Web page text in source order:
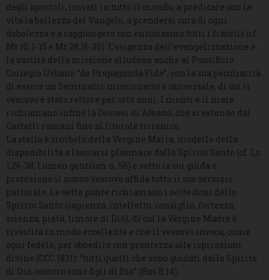
degli apostoli, inviati in tutto il mondo, a predicare con la
vita la bellezza del Vangelo, a prendersi cura di ogni
debolezza e a raggiungere con entusiasmo tutti i fratelli (cf.
Mt 10, 1-15 e Mt 28,16-20). L’esigenza dell’evangelizzazione e
la vastità della missione alludono anche al Pontificio
Collegio Urbano “de Propaganda Fide”, con la sua peculiarità
di essere un Seminario missionario e universale, di cui il
vescovo è stato rettore per otto anni. I monti e il mare
richiamano infine la Diocesi di Albano, che si estende dai
Castelli romani fino al litorale tirrenico.
La stella è simbolo della Vergine Maria, modello della
disponibilità a lasciarsi plasmare dallo Spirito Santo (cf. Lc
1,26-38; Lumen gentium n. 56) e sotto la cui guida e
protezione il nuovo vescovo affida tutto il suo servizio
pastorale. Le sette punte richiamano i sette doni dello
Spirito Santo (sapienza, intelletto, consiglio, fortezza,
scienza, pietà, timore di Dio), di cui la Vergine Madre è
rivestita in modo eccellente e che il vescovo invoca, come
ogni fedele, per obbedire con prontezza alle ispirazioni
divine (CCC 1831): “tutti quelli che sono guidati dallo Spirito
di Dio, costoro sono figli di Dio” (Rm 8,14).